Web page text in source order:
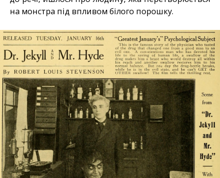
на монстра під впливом білого порошку.